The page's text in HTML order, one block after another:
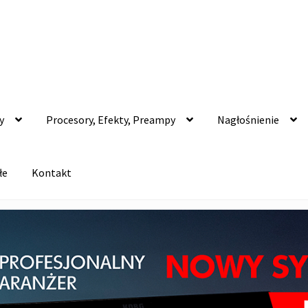
Procesory, Efekty, Preampy Nagłośnienie
Kontakt